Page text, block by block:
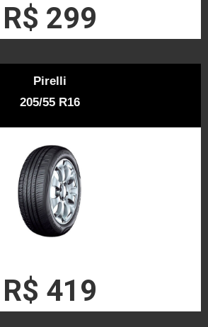
R$ 299
Pirelli
205/55 R16
R$ 419